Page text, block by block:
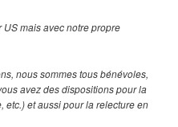
mais avec notre propre
nous sommes tous bénévoles,
avez des dispositions pour la
etc.) et aussi pour la relecture en